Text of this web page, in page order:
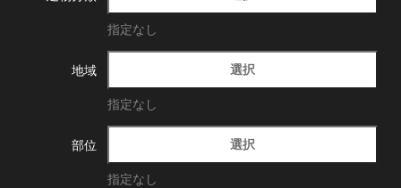
指定なし
地域 選択
指定なし
部位 選択
指定なし